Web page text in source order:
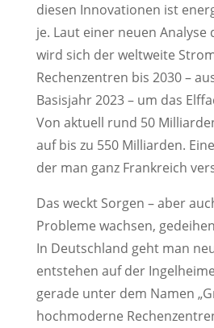
diesen Innovationen ist
je. Laut einer neuen
wird sich der weltweite
Rechenzentren bis 2030 –
Basisjahr 2023 – um das
Von aktuell rund 50
auf bis zu 550 Milliarden.
der man ganz Frankreich
Das weckt Sorgen – aber
Probleme wachsen,
In Deutschland geht man
entstehen auf der
gerade unter dem Namen
hochmoderne